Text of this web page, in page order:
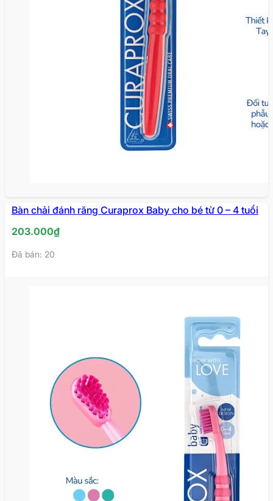
Bàn chải đánh răng Curaprox Baby cho bé từ 0 – 4 tuổi
203.000₫
Đã bán: 20